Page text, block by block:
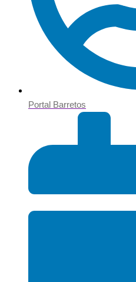
Portal Barretos